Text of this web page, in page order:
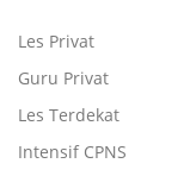
Les Privat
Guru Privat
Les Terdekat
Intensif CPNS